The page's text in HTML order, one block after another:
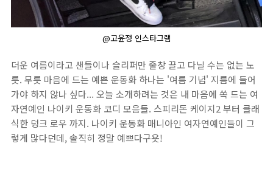
@고윤정 인스타그램
더운 여름이라고 샌들이나 슬리퍼만 줄창 끌고 다닐 수는 없는 노
릇. 무릇 마음에 드는 예쁜 운동화 하나는 '여름 기념' 지름에 들어
가야 하지 않나 싶다... 오늘 소개하려는 것은 내 마음에 쏙 드는 여
자연예인 나이키 운동화 코디 모음들. 스피리돈 케이지2 부터 클래
식한 덩크 로우 까지. 나이키 운동화 매니아인 여자연예인들이 그
렇게 많다던데, 솔직히 정말 예쁘다구욧!